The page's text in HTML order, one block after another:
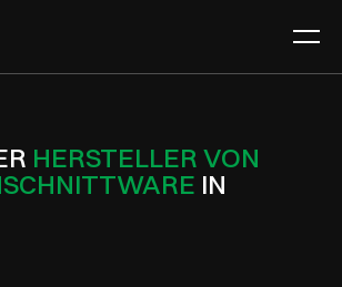
HERSTELLER VON
IN